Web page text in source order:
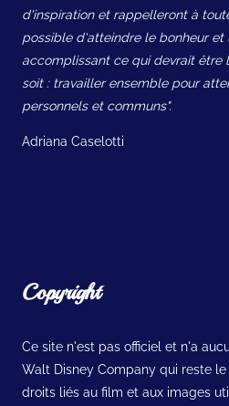
d'inspiration et rappelleront à
possible d'atteindre le bonheur et
accomplissant ce qui devrait être
soit : travailler ensemble pour
personnels et communs".
Adriana Caselotti
Copyright
Ce site n'est pas officiel et n'a
Walt Disney Company qui reste
droits liés au film et aux images